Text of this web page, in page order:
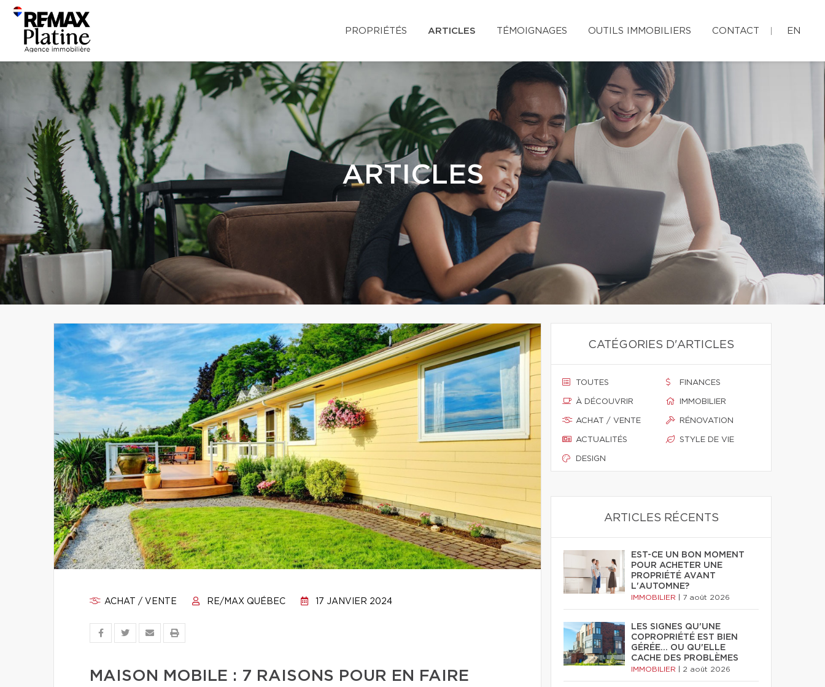
PROPRIÉTÉS ARTICLES TÉMOIGNAGES OUTILS IMMOBILIERS CONTACT EN
ARTICLES
ACHAT / VENTE RE/MAX QUÉBEC 17 JANVIER 2024
MAISON MOBILE : 7 RAISONS POUR EN FAIRE
CATÉGORIES D'ARTICLES
TOUTES
À DÉCOUVRIR
ACHAT / VENTE
ACTUALITÉS
DESIGN
FINANCES
IMMOBILIER
RÉNOVATION
STYLE DE VIE
ARTICLES RÉCENTS
EST-CE UN BON MOMENT
POUR ACHETER UNE
PROPRIÉTÉ AVANT
L'AUTOMNE?
IMMOBILIER 7 août 2026
LES SIGNES QU'UNE
COPROPRIÉTÉ EST BIEN
GÉRÉE… OU QU'ELLE
CACHE DES PROBLÈMES
IMMOBILIER 2 août 2026